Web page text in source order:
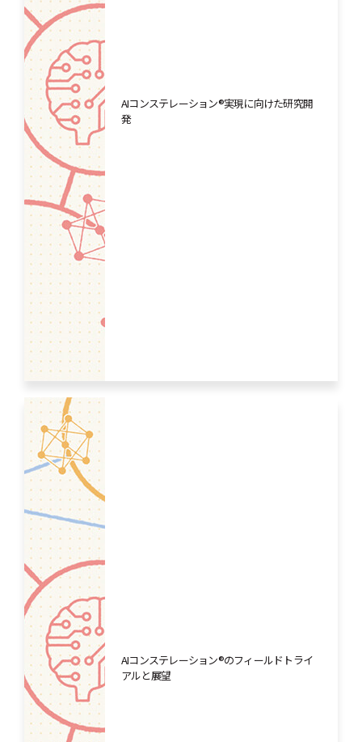
AIコンステレーション®実現に向けた研究開
発
AIコンステレーション®のフィールドトライ
アルと展望